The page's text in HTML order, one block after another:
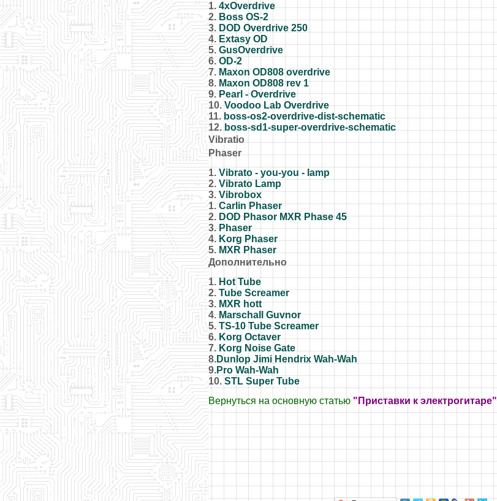
1.4xOverdrive
2. Boss OS-2
3. DOD Overdrive 250
4. Extasy OD
5. GusOverdrive
6. OD-2
7.Maxon OD808 overdrive
8.Maxon OD808 rev 1
9.Pearl - Overdrive
10.Voodoo Lab Overdrive
11.boss-os2-overdrive-dist-schematic
12. boss-sd1-super-overdrive-schematic
Vibratio
Phaser
1. Vibrato - you-you - lamp
2. Vibrato Lamp
3.Vibrobox
1.Carlin Phaser
2.DOD Phasor MXR Phase 45
3.Phaser
4.Korg Phaser
5. MXR Phaser
Дополнительно
1. Hot Tube
2.Tube Screamer
3.MXR hott
4.Marschall Guvnor
5.TS-10 Tube Screamer
6.Korg Octaver
7. Korg Noise Gate
8.Dunlop Jimi Hendrix Wah-Wah
9.Pro Wah-Wah
10. STL Super Tube
Вернуться на основную статью"Приставки к электрогитаре"